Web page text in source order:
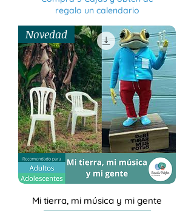
regalo un calendario
Novedad
Mi tierra, mi música y mi gente